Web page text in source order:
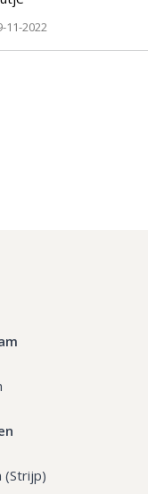
11-2022
(Strijp)